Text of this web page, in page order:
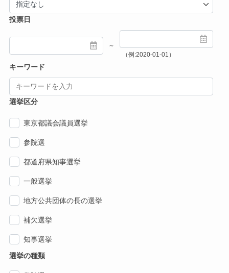
投票日
～
（例:2020-01-01）
キーワード
選挙区分
東京都議会議員選挙
参院選
都道府県知事選挙
一般選挙
地方公共団体の長の選挙
補欠選挙
知事選挙
選挙の種類